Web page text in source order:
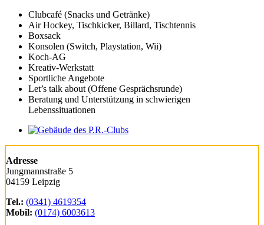
Clubcafé (Snacks und Getränke)
Air Hockey, Tischkicker, Billard, Tischtennis
Boxsack
Konsolen (Switch, Playstation, Wii)
Koch-AG
Kreativ-Werkstatt
Sportliche Angebote
Let’s talk about (Offene Gesprächsrunde)
Beratung und Unterstützung in schwierigen
Lebenssituationen
Adresse
Jungmannstraße 5
04159 Leipzig
Tel.: (0341) 4619354
Mobil: (0174) 6003613